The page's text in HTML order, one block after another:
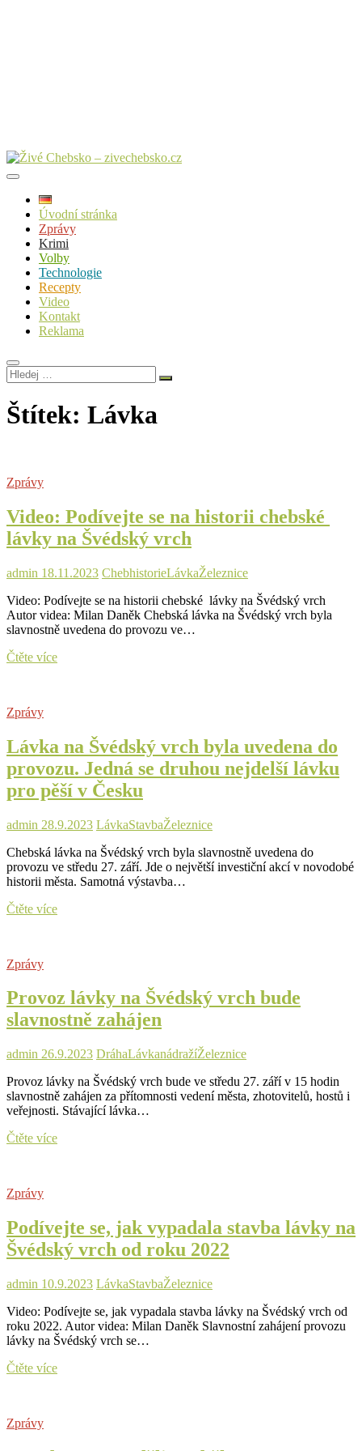
Úvodní stránka
Zprávy
Krimi
Volby
Technologie
Recepty
Video
Kontakt
Reklama
Hledej
…
Štítek: Lávka
Zprávy
Video: Podívejte se na historii chebské
lávky na Švédský vrch
admin 18.11.2023 ChebhistorieLávkaŽeleznice
Video: Podívejte se na historii chebské lávky na Švédský vrch
Autor videa: Milan Daněk Chebská lávka na Švédský vrch byla
slavnostně uvedena do provozu ve…
Čtěte víceVideo:
lávky
na
Švédský
vrch
Zprávy
Lávka na Švédský vrch byla uvedena do
provozu. Jedná se druhou nejdelší lávku
pro pěší v Česku
admin 28.9.2023 LávkaStavbaŽeleznice
Chebská lávka na Švédský vrch byla slavnostně uvedena do
provozu ve středu 27. září. Jde o největší investiční akcí v novodobé
historii města. Samotná výstavba…
Čtěte víceLávka
do
provozu.
Jedná
druhou
lávku
pro
pěší
Česku
Zprávy
Provoz lávky na Švédský vrch bude
slavnostně zahájen
admin 26.9.2023 DráhaLávkanádražíŽeleznice
Provoz lávky na Švédský vrch bude ve středu 27. září v 15 hodin
slavnostně zahájen za přítomnosti vedení města, zhotovitelů, hostů i
veřejnosti. Stávající lávka…
Čtěte víceProvoz
slavnostně
zahájen
Zprávy
Podívejte se, jak vypadala stavba lávky na
Švédský vrch od roku 2022
admin 10.9.2023 LávkaStavbaŽeleznice
Video: Podívejte se, jak vypadala stavba lávky na Švédský vrch od
roku 2022. Autor videa: Milan Daněk Slavnostní zahájení provozu
lávky na Švédský vrch se…
Čtěte vícePodívejte
Zprávy